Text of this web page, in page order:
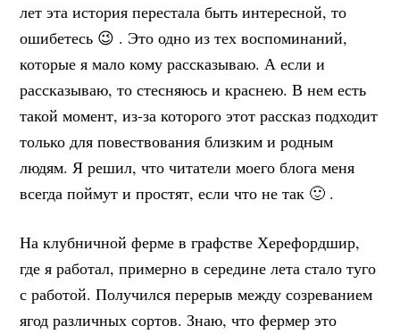
лет эта история перестала быть интересной, то
ошибетесь 😉 . Это одно из тех воспоминаний,
которые я мало кому рассказываю. А если и
рассказываю, то стесняюсь и краснею. В нем есть
такой момент, из-за которого этот рассказ подходит
только для повествования близким и родным
людям. Я решил, что читатели моего блога меня
всегда поймут и простят, если что не так 🙂 .
На клубничной ферме в графстве Херефордшир,
где я работал, примерно в середине лета стало туго
с работой. Получился перерыв между созреванием
ягод различных сортов. Знаю, что фермер это